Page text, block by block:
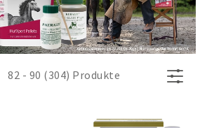
82 - 90 (304) Produkte